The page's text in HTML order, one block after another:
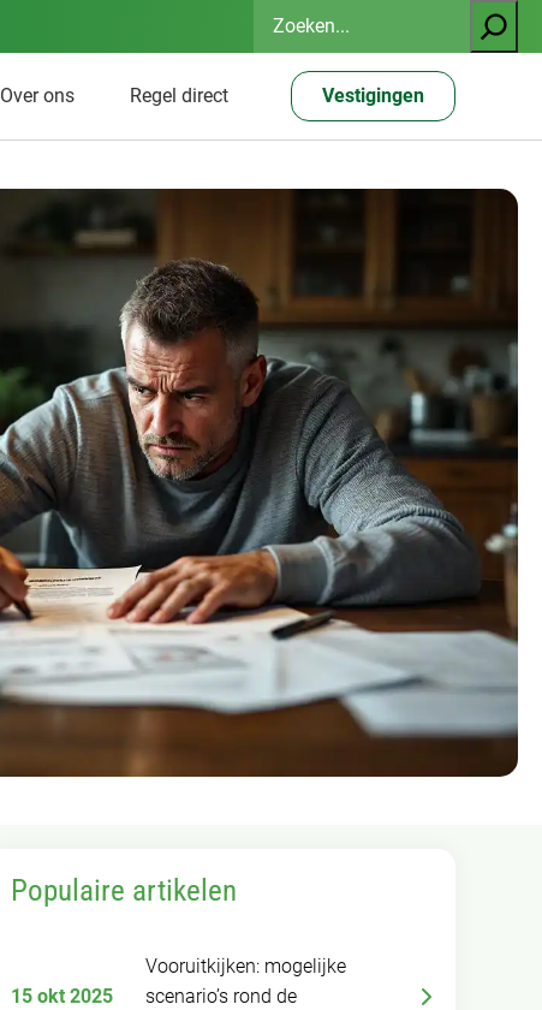
Zoeken
Over ons Regel direct Vestigingen
Populaire artikelen
15 okt 2025
Vooruitkijken: mogelijke
scenario’s rond de